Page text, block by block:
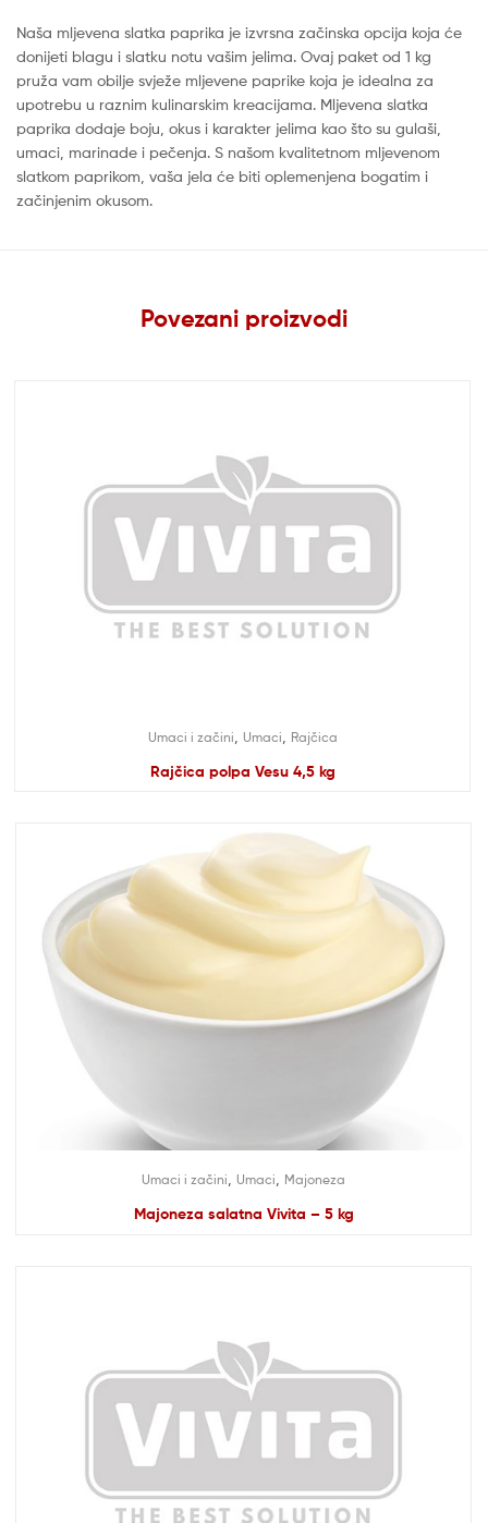
Naša mljevena slatka paprika je izvrsna začinska opcija koja će
donijeti blagu i slatku notu vašim jelima. Ovaj paket od 1 kg
pruža vam obilje svježe mljevene paprike koja je idealna za
upotrebu u raznim kulinarskim kreacijama. Mljevena slatka
paprika dodaje boju, okus i karakter jelima kao što su gulaši,
umaci, marinade i pečenja. S našom kvalitetnom mljevenom
slatkom paprikom, vaša jela će biti oplemenjena bogatim i
začinjenim okusom.
Povezani proizvodi
Umaci i začini Umaci Rajčica
Rajčica polpa Vesu 4,5 kg
Umaci i začini Umaci Majoneza
Majoneza salatna Vivita – 5 kg